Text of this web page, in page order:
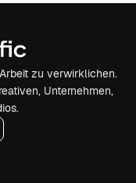
zu verwirklichen.
Unternehmen,